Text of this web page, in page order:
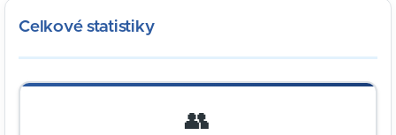
Celkové statistiky
👥